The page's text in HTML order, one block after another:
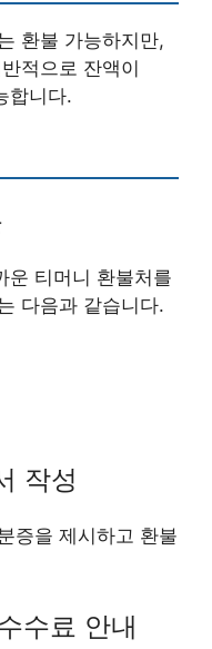
환불 가능하지만,
적으로 잔액이
합니다.
운 티머니 환불처를
다음과 같습니다.
작성
증을 제시하고 환불
수료 안내